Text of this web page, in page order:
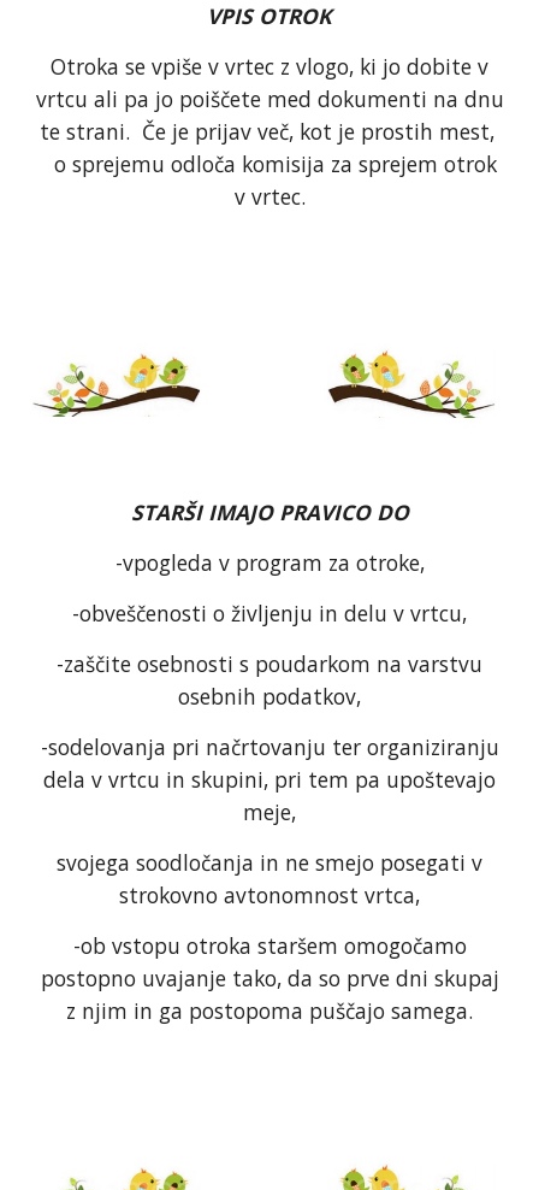
VPIS OTROK
Otroka se vpiše v vrtec z vlogo, ki jo dobite v
vrtcu ali pa jo poiščete med dokumenti na dnu
te strani. Če je prijav več, kot je prostih mest,
o sprejemu odloča komisija za sprejem otrok
v vrtec.
STARŠI IMAJO PRAVICO DO
-vpogleda v program za otroke,
-obveščenosti o življenju in delu v vrtcu,
-zaščite osebnosti s poudarkom na varstvu
osebnih podatkov,
-sodelovanja pri načrtovanju ter organiziranju
dela v vrtcu in skupini, pri tem pa upoštevajo
meje,
svojega soodločanja in ne smejo posegati v
strokovno avtonomnost vrtca,
-ob vstopu otroka staršem omogočamo
postopno uvajanje tako, da so prve dni skupaj
z njim in ga postopoma puščajo samega.